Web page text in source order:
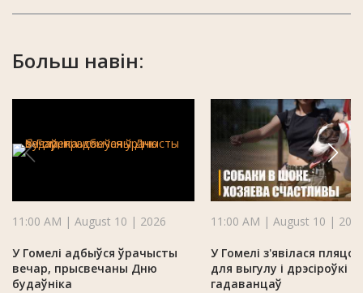
Больш навін:
11:00 AM | August 10 | 2026
У Гомелі адбыўся ўрачысты
вечар, прысвечаны Дню
будаўніка
11:00 AM | August 10 |
У Гомелі з'явілася
для выгулу і дрэсіроўкі
гадаванцаў